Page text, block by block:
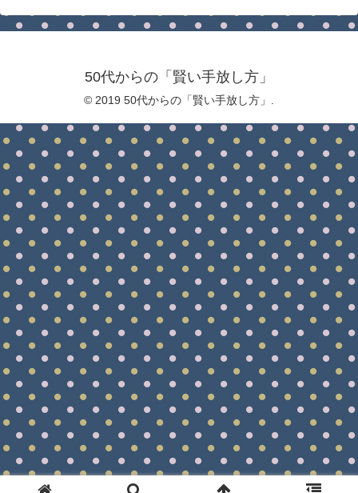
50代からの「賢い手放し方」
© 2019 50代からの「賢い手放し方」.